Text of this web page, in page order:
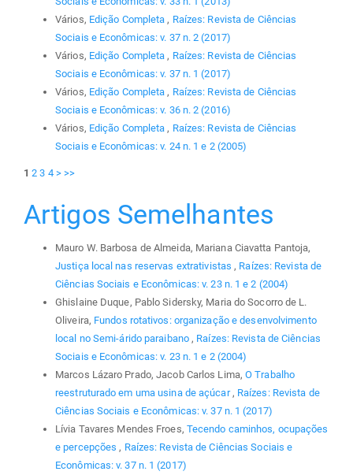
Vários, Edição Completa , Raízes: Revista de Ciências
Sociais e Econômicas: v. 37 n. 2 (2017)
Vários, Edição Completa , Raízes: Revista de Ciências
Sociais e Econômicas: v. 37 n. 1 (2017)
Vários, Edição Completa , Raízes: Revista de Ciências
Sociais e Econômicas: v. 36 n. 2 (2016)
Vários, Edição Completa , Raízes: Revista de Ciências
Sociais e Econômicas: v. 24 n. 1 e 2 (2005)
1 2 3 4 > >>
Artigos Semelhantes
Mauro W. Barbosa de Almeida, Mariana Ciavatta Pantoja,
Justiça local nas reservas extrativistas , Raízes: Revista de
Ciências Sociais e Econômicas: v. 23 n. 1 e 2 (2004)
Ghislaine Duque, Pablo Sidersky, Maria do Socorro de L.
Oliveira, Fundos rotativos: organização e desenvolvimento
local no Semi-árido paraibano , Raízes: Revista de Ciências
Sociais e Econômicas: v. 23 n. 1 e 2 (2004)
Marcos Lázaro Prado, Jacob Carlos Lima,O Trabalho
reestruturado em uma usina de açúcar , Raízes: Revista de
Ciências Sociais e Econômicas: v. 37 n. 1 (2017)
Lívia Tavares Mendes Froes, Tecendo caminhos, ocupações
e percepções , Raízes: Revista de Ciências Sociais e
Econômicas: v. 37 n. 1 (2017)